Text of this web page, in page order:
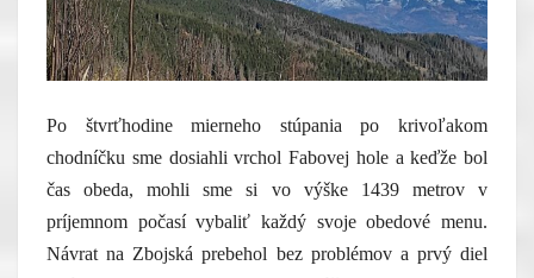
Po štvrťhodine mierneho stúpania po krivoľakom
chodníčku sme dosiahli vrchol Fabovej hole a keďže bol
čas obeda, mohli sme si vo výške 1439 metrov v
príjemnom počasí vybaliť každý svoje obedové menu.
Návrat na Zbojská prebehol bez problémov a prvý diel